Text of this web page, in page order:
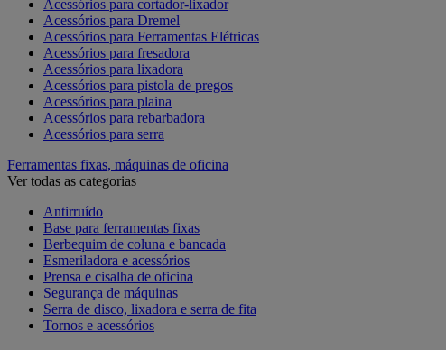
Acessórios para cortador-lixador
Acessórios para Dremel
Acessórios para Ferramentas Elétricas
Acessórios para fresadora
Acessórios para lixadora
Acessórios para pistola de pregos
Acessórios para plaina
Acessórios para rebarbadora
Acessórios para serra
Ferramentas fixas, máquinas de oficina
Ver todas as categorias
Antirruído
Base para ferramentas fixas
Berbequim de coluna e bancada
Esmeriladora e acessórios
Prensa e cisalha de oficina
Segurança de máquinas
Serra de disco, lixadora e serra de fita
Tornos e acessórios